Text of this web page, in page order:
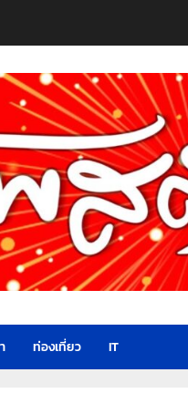
ท่องเที่ยว IT